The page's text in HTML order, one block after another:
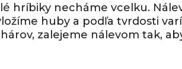
hríbiky necháme vcelku.
huby a podľa tvrdosti
zalejeme nálevom tak,